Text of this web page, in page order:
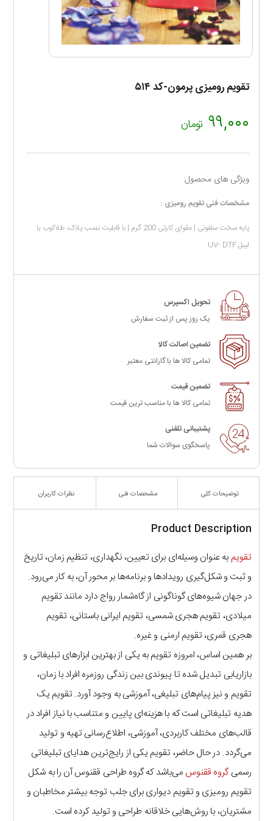
تقویم رومیزی پرمون-کد ۵۱۴
۹۹,۰۰۰ تومان
ویژگی های محصول:
مشخصات فنی تقویم رومیزی :
پایه سخت سلفونی | مقوای کارتی 200 گرم | با قابلیت نصب پلاک، طلاکوب یا
لیبل UV- DTF
تحویل اکسپرس
یک روز پس از ثبت سفارش
تضمین اصالت کالا
تمامی کالا ها با گارانتی معتبر
تضمین قیمت
تمامی کالا ها با مناسب ترین قیمت
پشتیبانی تلفنی
پاسخگوی سوالات شما
توضیحات کلی مشخصات فنی نظرات کاربران
Product Description
تقویمبه عنوان وسیله‌ای برای تعیین، نگهداری، تنظیم زمان، تاریخ
و ثبت و شکل‌گیری رویدادها و برنامه‌ها بر محور آن، به کار می‌رود.
در جهان شیوه‌های گوناگونی از گاه‌شمار رواج دارد مانند تقویم
میلادی، تقویم هجری شمسی، تقویم ایرانی باستانی، تقویم
هجری قمری، تقویم ارمنی و غیره.
بر همین اساس، امروزه تقویم به یکی از بهترین ابزارهای تبلیغاتی و
بازاریابی تبدیل شده تا پیوندی بین زندگی روزمره افراد با زمان،
تقویم و نیز پیام‌های تبلیغی، آموزشی به وجود آورد. تقویم یک
هدیه تبلیغاتی است که با هزینه‌ای پایین و متناسب با نیاز افراد در
قالب‌های مختلف کاربردی، آموزشی، اطلاع‌رسانی تهیه و تولید
می‌گردد. در حال حاضر، تقویم یکی از رایج‌ترین هدایای تبلیغاتی
رسمیگروه ققنوس می‌باشد که گروه طراحی ققنوس آن را به شکل
تقویم رومیزی و تقویم دیواری برای جلب توجه بیشتر مخاطبان و
مشتریان، با روش‌هایی خلاقانه طراحی و تولید کرده است.